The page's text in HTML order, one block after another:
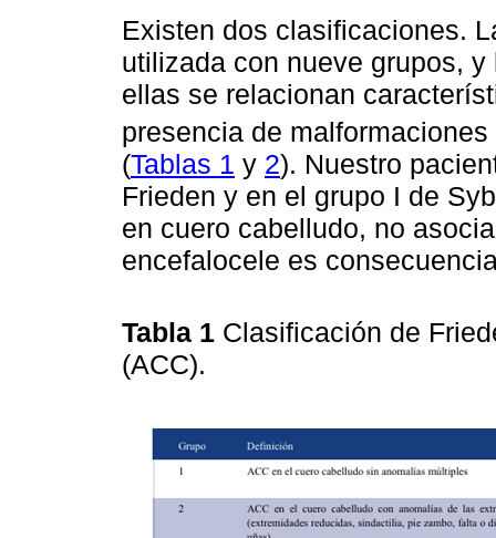
Existen dos clasificaciones.
utilizada con nueve grupos,
ellas se relacionan
presencia de
(Tablas 1 y 2). Nuestro
Frieden y en el grupo I de
en cuero cabelludo, no
encefalocele es
Tabla 1 Clasificación de
(ACC).